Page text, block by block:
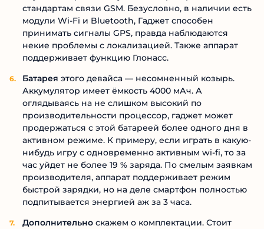
стандартам связи GSM. Безусловно, в наличии есть
модули Wi-Fi и Bluetooth, Гаджет способен
принимать сигналы GPS, правда наблюдаются
некие проблемы с локализацией. Также аппарат
поддерживает функцию Глонасс.
Батарея этого девайса — несомненный козырь.
Аккумулятор имеет ёмкость 4000 мАч. А
оглядываясь на не слишком высокий по
производительности процессор, гаджет может
продержаться с этой батареей более одного дня в
активном режиме. К примеру, если играть в какую-
нибудь игру с одновременно активным wi-fi, то за
час уйдет не более 19 % заряда. По смелым заявкам
производителя, аппарат поддерживает режим
быстрой зарядки, но на деле смартфон полностью
подпитывается энергией аж за 3 часа.
Дополнительно скажем о комплектации. Стоит